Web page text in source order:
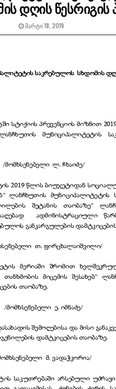
დღის წესრიგის
ᲛᲐᲠᲢᲘ 18, 2019